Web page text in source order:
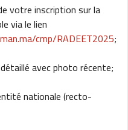
votre inscription sur la
via le lien
cmp/RADEET2025;
avec photo récente;
nationale (recto-